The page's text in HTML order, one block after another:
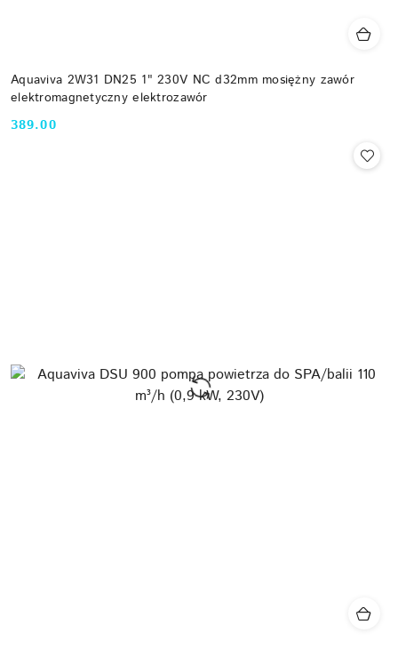
Aquaviva 2W31 DN25 1" 230V NC d32mm mosiężny zawór
elektromagnetyczny elektrozawór
Cena:
389.00